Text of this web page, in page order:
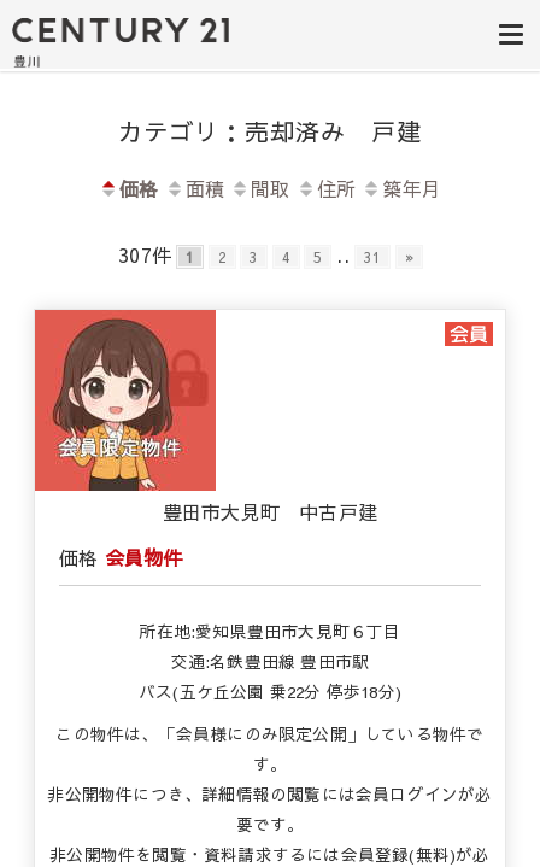
豊田市の中古
住宅・土地・
し｜センチュ
リー21豊川
建て・土地探しはセンチュリー21豊
川へ。豊田市内の最新物件情報を随
時更新中！駅近、建築条件無し、ペ
わり条件に合わせて理想の物件を簡カテゴリ：売却済み 戸建
価格 面積 間取 住所 築年月
307件 1 2 3 4 5 .. 31 »
豊田市大見町 中古戸建
価格 会員物件
所在地:愛知県豊田市大見町６丁目
交通:名鉄豊田線 豊田市駅
バス(五ケ丘公園 乗22分 停歩18分)
この物件は、「会員様にのみ限定公開」している物件で
す。
非公開物件につき、詳細情報の閲覧には会員ログインが必
要です。
非公開物件を閲覧・資料請求するには会員登録(無料)が必